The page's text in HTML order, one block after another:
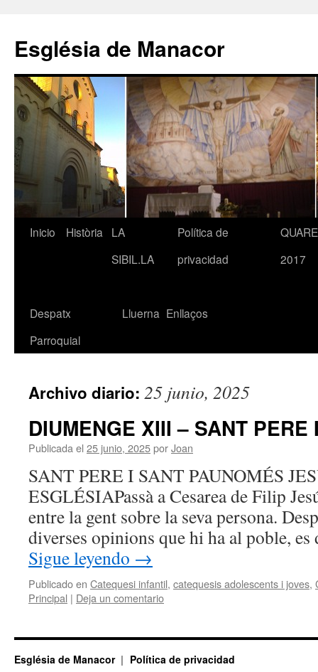
contenido
Església de Manacor
Inicio Història
LA
SIBIL.LA
Política de
privacidad
2017
Despatx
Parroquial
Lluerna Enllaços
Archivo diario: 25 junio, 2025
DIUMENGE XIII – SANT PERE
Publicada el 25 junio, 2025porJoan
SANT PERE I SANT PAUNOMÉS
ESGLÉSIAPassà a Cesarea de Filip
entre la gent sobre la seva persona.
diverses opinions que hi ha al poble,
Sigue leyendo →
Publicado en Catequesi infantil, catequesis adolescents i joves,
Principal | Deja un comentario
Església de Manacor Política de privacidad